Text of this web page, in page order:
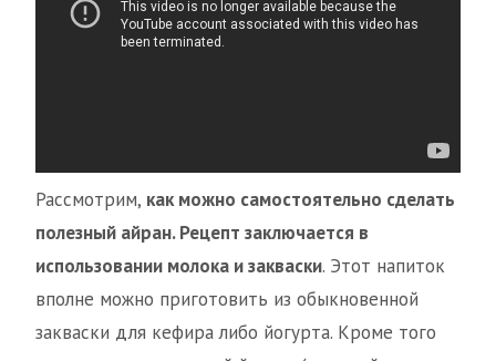
Рассмотрим, как можно самостоятельно сделать
полезный айран. Рецепт заключается в
использовании молока и закваски. Этот напиток
вполне можно приготовить из обыкновенной
закваски для кефира либо йогурта. Кроме того